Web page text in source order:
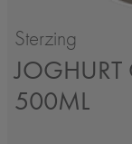
Sterzing
JOGHURT
500ML